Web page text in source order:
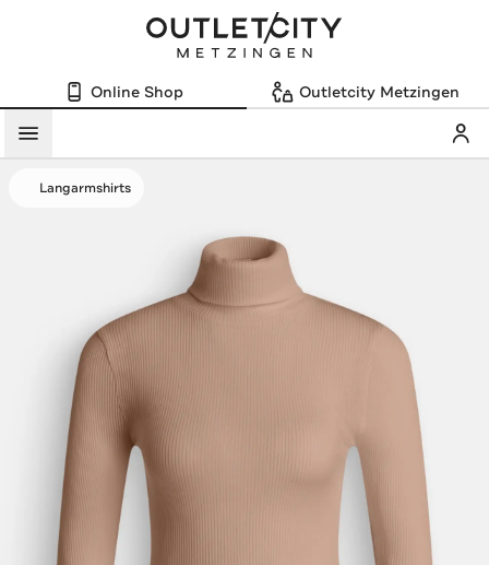
Online Shop Outletcity Metzingen
Menü
Langarmshirts